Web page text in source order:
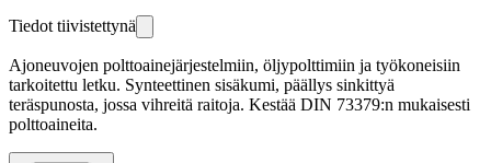
Tiedot tiivistettynä
Ajoneuvojen polttoainejärjestelmiin, öljypolttimiin ja työkoneisiin
tarkoitettu letku. Synteettinen sisäkumi, päällys sinkittyä
teräspunosta, jossa vihreitä raitoja. Kestää DIN 73379:n mukaisesti
polttoaineita.